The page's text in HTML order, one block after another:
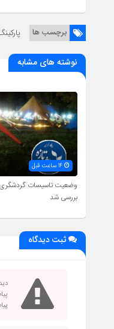
برچسب ها
نوشته های مشابه
14 ساعت قبل
وضعیت تاسیسات
بررسی شد
ثبت دیدگاه